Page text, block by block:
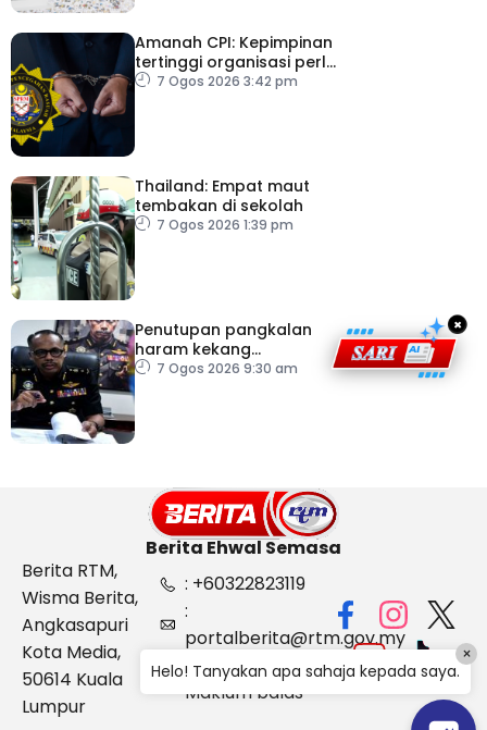
Amanah CPI: Kepimpinan
tertinggi organisasi perlu
pacu reformasi radikal
7 Ogos 2026 3:42 pm
Thailand: Empat maut
tembakan di sekolah
7 Ogos 2026 1:39 pm
Penutupan pangkalan
haram kekang
penyeludupan di
7 Ogos 2026 9:30 am
×
Berita Ehwal Semasa
Berita RTM,
Wisma Berita,
Angkasapuri
Kota Media,
50614 Kuala
Lumpur
: +60322823119
:
portalberita@rtm.gov.my
: Aduan &
Maklum balas
Helo! Tanyakan apa sahaja kepada saya.
×